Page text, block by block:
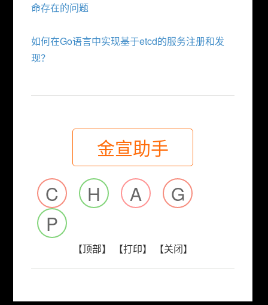
命存在的问题
如何在Go语言中实现基于etcd的服务注册和发
现？
金宣助手
C
H A
G
P
【顶部】 【打印】 【关闭】